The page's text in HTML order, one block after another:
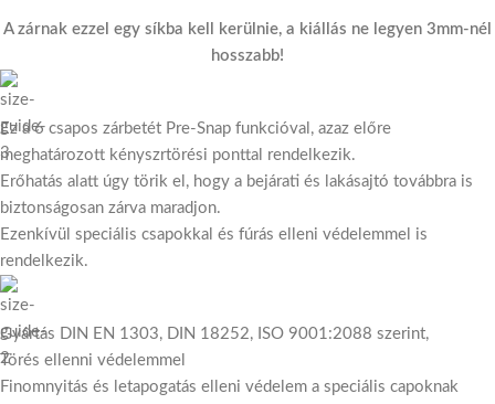
A zárnak ezzel egy síkba kell kerülnie, a kiállás ne legyen 3mm-nél
hosszabb!
Ez a 6 csapos zárbetét Pre-Snap funkcióval, azaz előre
meghatározott kényszrtörési ponttal rendelkezik.
Erőhatás alatt úgy törik el, hogy a bejárati és lakásajtó továbbra is
biztonságosan zárva maradjon.
Ezenkívül speciális csapokkal és fúrás elleni védelemmel is
rendelkezik.
Gyártás DIN EN 1303, DIN 18252, ISO 9001:2088 szerint,
Törés ellenni védelemmel
Finomnyitás és letapogatás elleni védelem a speciális capoknak